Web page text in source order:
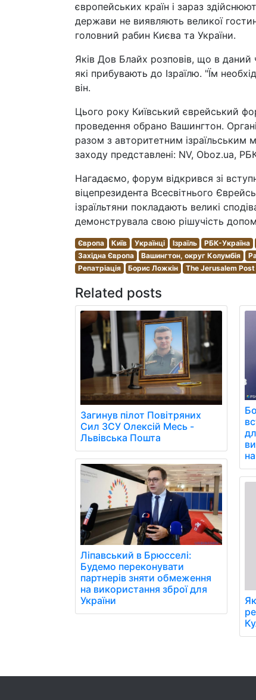
європейських країн і зараз
держави не виявляють великої
головний рабин Києва та України.
Яків Дов Блайх розповів, що в даний
які прибувають до Ізраїлю. "Їм
він.
Цього року Київський єврейський
проведення обрано Вашингтон.
разом з авторитетним ізраїльським
заходу представлені: NV, Oboz.ua,
Нагадаємо, форум відкрився зі
віцепрезидента Всесвітнього
ізраїльтяни покладають великі
демонструвала свою рішучість
Європа Київ Українці Ізраїль РБК-Україна
Західна Європа
Вашингтон, округ Колумбія
Репатріація
Борис Ложкін The Jerusalem Post
Related posts
Загинув пілот Повітряних
Сил ЗСУ Олексій Месь -
Львівська Пошта
Ліпавський в Брюсселі:
Будемо переконувати
партнерів зняти обмеження
на використання зброї для
України